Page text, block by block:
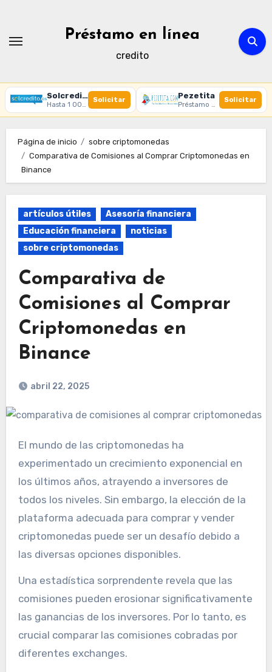
contenido
Préstamo en línea
credito
Solcredito
Hasta 1 000 € · 30 días · 100% online
Solicitar Pezetita
Préstamo online · Aprobación rápida
Solicitar
Página de inicio
sobre criptomonedas
Comparativa de Comisiones al Comprar Criptomonedas en
Binance
artículos útiles
Asesoría financiera
Educación financiera
noticias
sobre criptomonedas
Comparativa de
Comisiones al Comprar
Criptomonedas en
Binance
abril 22, 2025
El mundo de las criptomonedas ha
experimentado un crecimiento exponencial en
los últimos años, atrayendo a inversores de
todos los niveles. Sin embargo, la elección de la
plataforma adecuada para comprar y vender
criptomonedas puede ser un desafío debido a
las diversas opciones disponibles.
Una estadística sorprendente revela que las
comisiones pueden erosionar significativamente
las ganancias de los inversores. Por lo tanto, es
crucial comparar las comisiones cobradas por
diferentes exchanges.